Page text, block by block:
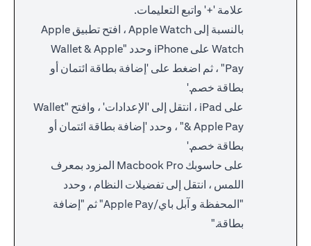
علامة '+' واتبع التعليمات.
بالنسبة إلى Apple Watch ، افتح تطبيق Apple
Watch على iPhone وحدد "Wallet & Apple
Pay" ، ثم اضغط على 'إضافة بطاقة ائتمان أو
بطاقة خصم.'
على iPad ، انتقل إلى 'الإعدادات' ، وافتح "Wallet
& Apple Pay" ، وحدد 'إضافة بطاقة ائتمان أو
بطاقة خصم.'
على حاسوبك Macbook Pro المزود بمعرف
اللمس ، انتقل إلى تفضيلات النظام ، وحدد
"المحفظة و آبل باي/Apple Pay" ثم "إضافة
بطاقة."